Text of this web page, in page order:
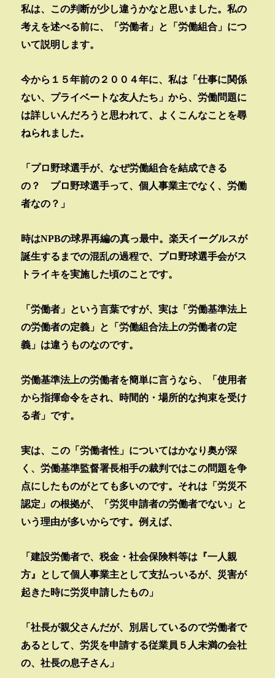
私は、この判断が少し違うかなと思いました。私の
考えを述べる前に、「労働者」と「労働組合」につ
いて説明します。
今から１５年前の２００４年に、私は「仕事に関係
ない、プライベートな友人たち」から、労働問題に
は詳しいんだろうと思われて、よくこんなことを尋
ねられました。
「プロ野球選手が、なぜ労働組合を結成できる
の？
プロ野球選手って、個人事業主でなく、労働
者なの？」
時はNPBの球界再編の真っ最中。楽天イーグルスが
誕生するまでの混乱の過程で、プロ野球選手会がス
トライキを実施した頃のことです。
「労働者」という言葉ですが、実は「労働基準法上
の労働者の定義」と「労働組合法上の労働者の定
義」は違うものなのです。
労働基準法上の労働者を簡単に言うなら、「使用者
から指揮命令をされ、時間的・場所的な拘束を受け
る者」です。
実は、この「労働者性」についてはかなり奥が深
く、労働基準監督署長相手の裁判ではこの問題を争
点にしたものがとても多いのです。それは「労災不
認定」の根拠が、「労災申請者の労働者でない」と
いう理由が多いからです。例えば、
「建設労働者で、税金・社会保険料等は『一人親
方』として個人事業主として支払っいるが、災害が
起きた時に労災申請したもの」
「社長が親父さんだが、別居しているので労働者で
あるとして、労災を申請する従業員５人未満の会社
の、社長の息子さん」